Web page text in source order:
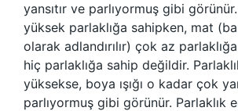
yansıtır ve parlıyormuş gibi
yüksek parlaklığa sahipken, mat
olarak adlandırılır) çok az
hiç parlaklığa sahip değildir.
yüksekse, boya ışığı o kadar çok
parlıyormuş gibi görünür. Parlaklık